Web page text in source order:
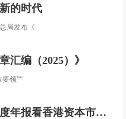
的时代
局发布《
汇编（2025）》
要领”“
港资本市场发展的新方向